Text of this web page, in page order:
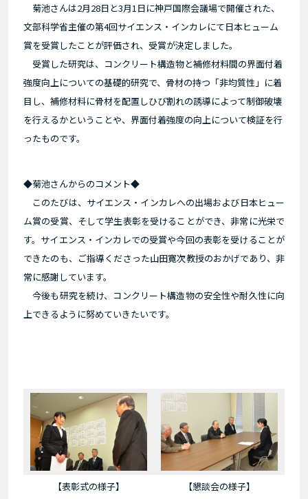
菊池さんは2月28日と3月1日に神戸国際会議場で開催された、
文部科学省主催の第4回サイエンス・インカレにて日本ヒューム
賞を受賞したことが評価され、受賞が決定しました。
受賞した研究は、コンクリート構造物と補修材料間の界面付着
強度向上についての基礎的研究で、骨材の持つ「非均質性」に着
目し、補修材料に骨材を配置しひび割れの誘導によって制御破壊
を行えるかということや、界面付着強度の向上について検証を行
ったものです。
◆菊池さんからのコメント◆
このたびは、サイエンス・インカレへの出場および日本ヒュー
ム賞の受賞、そして学生表彰を受けることができ、非常に光栄で
す。サイエンス・インカレでの受賞や今回の表彰を受けることが
できたのも、ご指導くださった山田寛次教授のおかげであり、非
常に感謝しています。
今後も研究を続け、コンクリート構造物の安全性や耐久性に向
上できるように努めていきたいです。
【表彰式の様子】 【懇談会の様子】